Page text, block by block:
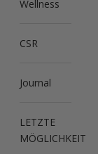
Wellness
CSR
Journal
LETZTE
MÖGLICHKEIT